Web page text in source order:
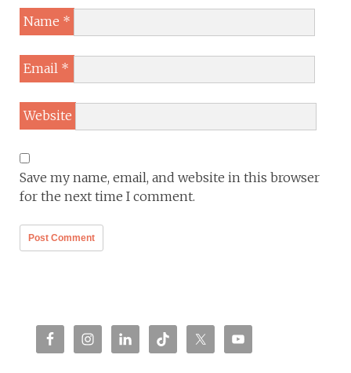
Name *
Email *
Website
Save my name, email, and website in this browser
for the next time I comment.